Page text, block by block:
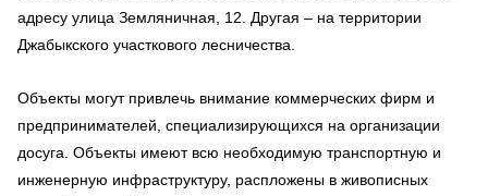
адресу улица Земляничная, 12. Другая – на территории
Джабыкского участкового лесничества.
Объекты могут привлечь внимание коммерческих фирм и
предпринимателей, специализирующихся на организации
досуга. Объекты имеют всю необходимую транспортную и
инженерную инфраструктуру, распложены в живописных